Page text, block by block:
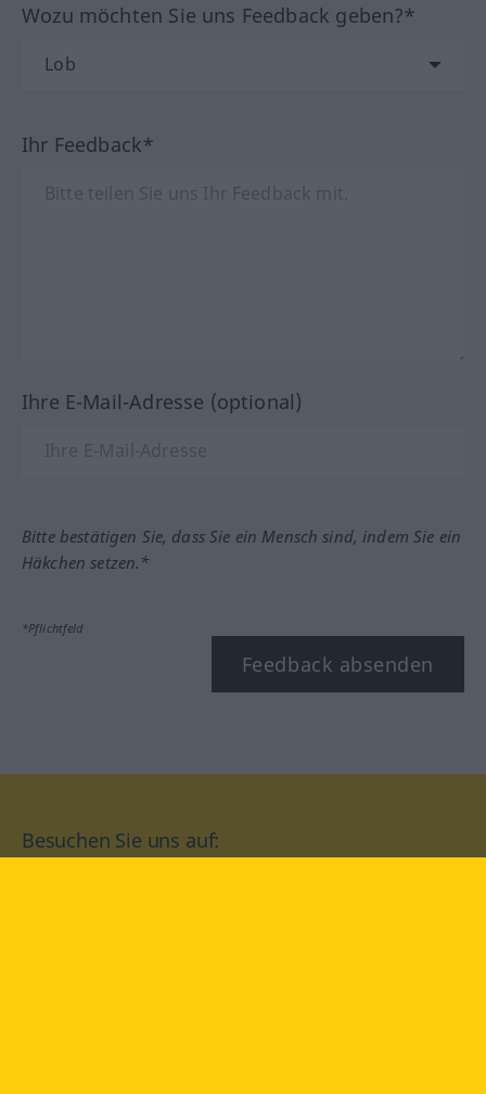
Wozu möchten Sie uns Feedback geben?*
Ihr Feedback*
Ihre E-Mail-Adresse (optional)
Bitte bestätigen Sie, dass Sie ein Mensch sind, indem Sie ein
Häkchen setzen.*
*Pflichtfeld
Feedback absenden
Besuchen Sie uns auf: